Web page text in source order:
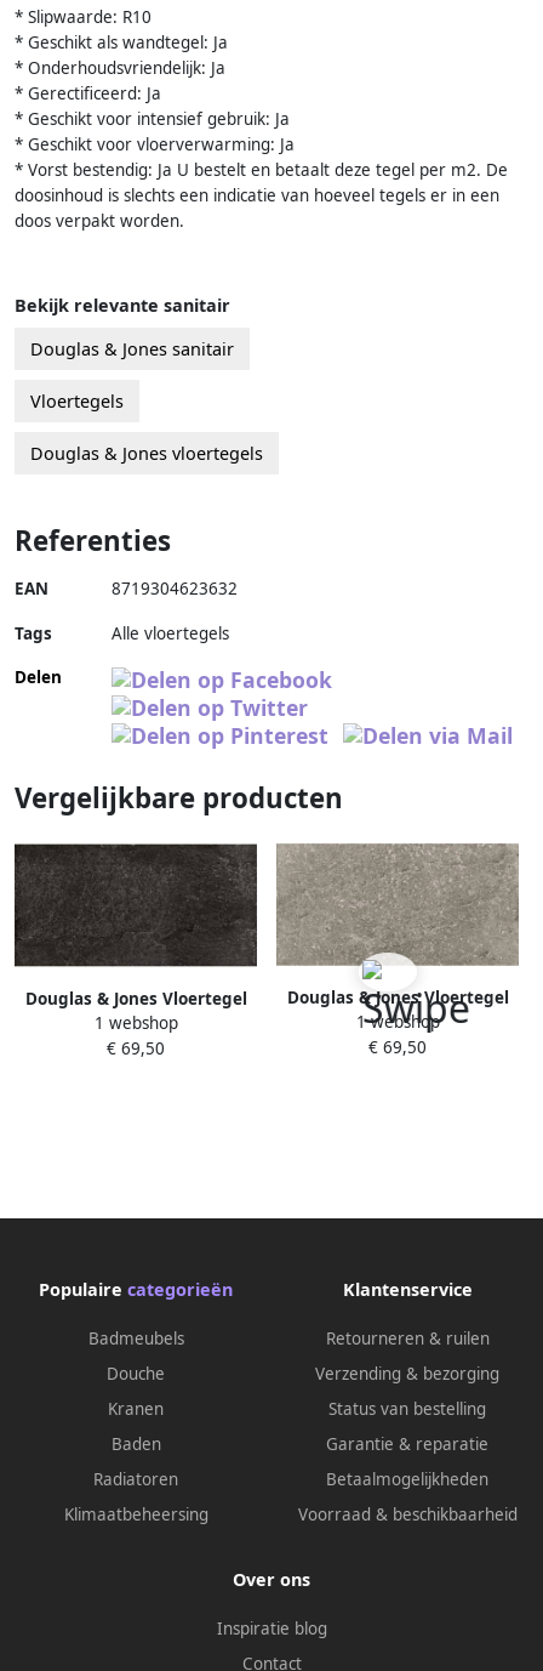
* Slipwaarde: R10
* Geschikt als wandtegel: Ja
* Onderhoudsvriendelijk: Ja
* Gerectificeerd: Ja
* Geschikt voor intensief gebruik: Ja
* Geschikt voor vloerverwarming: Ja
* Vorst bestendig: Ja U bestelt en betaalt deze tegel per m2. De
doosinhoud is slechts een indicatie van hoeveel tegels er in een
doos verpakt worden.
Bekijk relevante sanitair
Douglas & Jones sanitair
Vloertegels
Douglas & Jones vloertegels
Referenties
EAN 8719304623632
Tags
Alle vloertegels
Delen
Vergelijkbare producten
Douglas & Jones Vloertegel
Province 40x80 cm
Gerectificeerd Mat Dark
1 webshop
€ 69,50
Douglas & Jones Vloertegel
Province 40x80 cm
Gerectificeerd Mat Grey
1 webshop
€ 69,50
Populaire categorieën
Badmeubels
Douche
Kranen
Baden
Radiatoren
Klimaatbeheersing
Klantenservice
Retourneren & ruilen
Verzending & bezorging
Status van bestelling
Garantie & reparatie
Betaalmogelijkheden
Voorraad & beschikbaarheid
Over ons
Inspiratie blog
Contact